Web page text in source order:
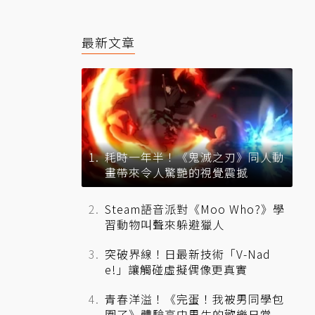
最新文章
耗時一年半！《鬼滅之刃》同人動
畫帶來令人驚艷的視覺震撼
Steam語音派對《Moo Who?》學
習動物叫聲來躲避獵人
突破界線！日最新技術「V-Nad
e!」讓觸碰虛擬偶像更真實
青春洋溢！《完蛋！我被男同學包